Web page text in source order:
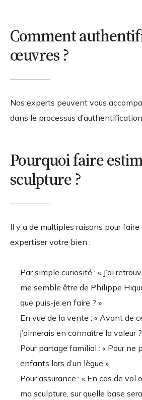
Comment
œuvres ?
Nos experts peuvent vous
dans le processus
Pourquoi faire
sculpture ?
Il y a de multiples raisons pour faire
expertiser votre bien :
Par simple curiosité : « J’ai
me semble être de Philippe
que puis-je en faire ? »
En vue de la vente : « Avant de
j’aimerais en connaître la valeur
Pour partage familial : « Pour ne
enfants lors d’un lègue »
Pour assurance : « En cas de vol
ma sculpture, sur quelle base